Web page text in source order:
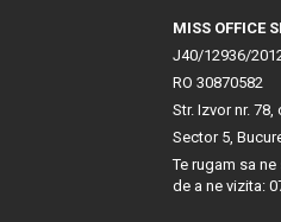
MISS OFFICE
J40/12936/
RO 30870582
Str. Izvor nr. 78,
Sector 5,
Te rugam sa
de a ne vizita: